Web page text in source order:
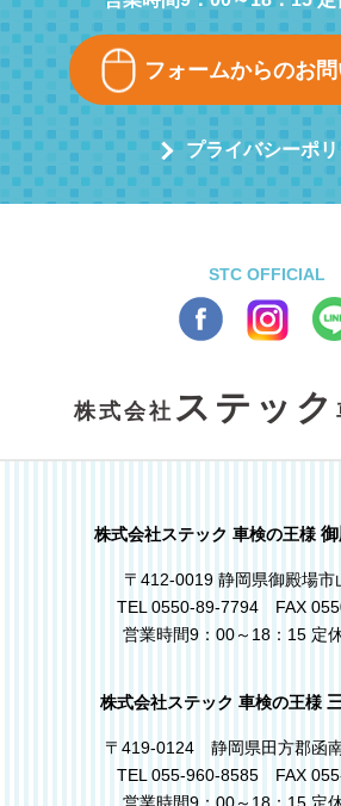
フォームからのお
プライバシーポ
STC OFFICIAL
株式会社ステック
株式会社ステック 車検の王様
〒412-0019 静岡県御殿場市
TEL 0550-89-7794 FAX
営業時間9：00～18：15 定
株式会社ステック 車検の王様
〒419-0124 静岡県田方郡函
TEL 055-960-8585 FAX